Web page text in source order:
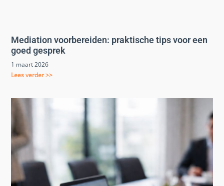
Mediation voorbereiden: praktische tips voor een
goed gesprek
1 maart 2026
Lees verder >>